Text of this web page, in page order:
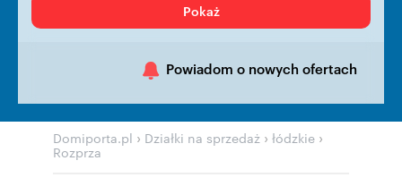
Pokaż
Powiadom o nowych ofertach
Domiporta.pl › Działki na sprzedaż › łódzkie ›
Rozprza